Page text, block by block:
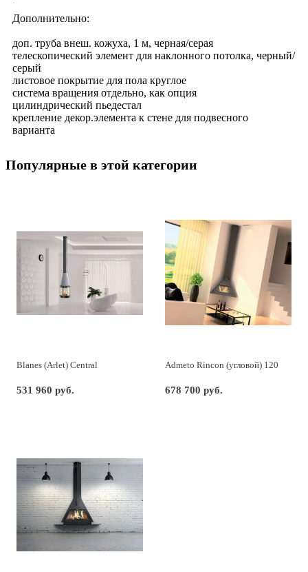
Дополнительно:
доп. труба внеш. кожуха, 1 м, черная/серая
телескопический элемент для наклонного потолка, черный/
серый
листовое покрытие для пола круглое
система вращения отдельно, как опция
цилиндрический пьедестал
крепление декор.элемента к стене для подвесного
варианта
Популярные в этой категории
Blanes (Arlet) Central
531 960 руб.
Admeto Rincon (угловой) 120
678 700 руб.